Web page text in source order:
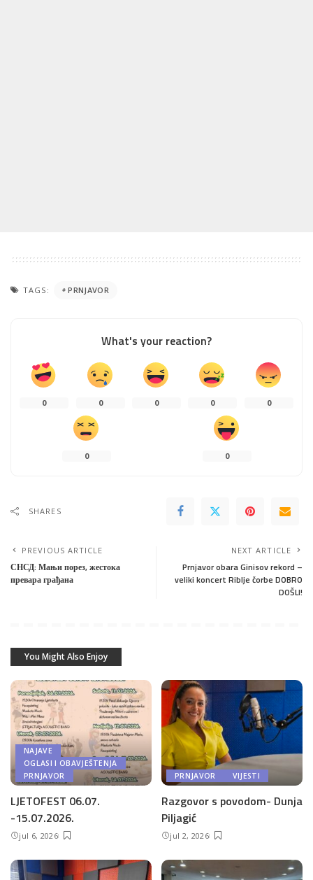
TAGS: PRNJAVOR
What's your reaction?
0 0 0 0 0
0 0
SHARES
PREVIOUS ARTICLE
СНСД: Мањи порез, жестока
превара грађана
NEXT ARTICLE
Prnjavor obara Ginisov rekord –
veliki koncert Riblje čorbe DOBRO
DOŠLI!
You Might Also Enjoy
NAJAVE
OGLASI I OBAVJEŠTENJA
PRNJAVOR
LJETOFEST 06.07.
-15.07.2026.
jul 6, 2026
PRNJAVOR VIJESTI
Razgovor s povodom- Dunja
Piljagić
jul 2, 2026